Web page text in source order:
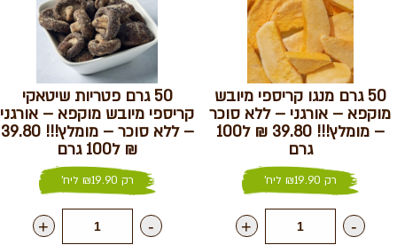
50 גרם מנגו קריספי מיובש
מוקפא – אורגני – ללא סוכר
– מומלץ!!! 39.80 ₪ ל100
גרם
רק ₪19.90 ליח'
-
+
50 גרם פטריות שיטאקי
קריספי מיובש מוקפא – אורגני
– ללא סוכר – מומלץ!!! 39.80
₪ ל100 גרם
רק ₪19.90 ליח'
-
+